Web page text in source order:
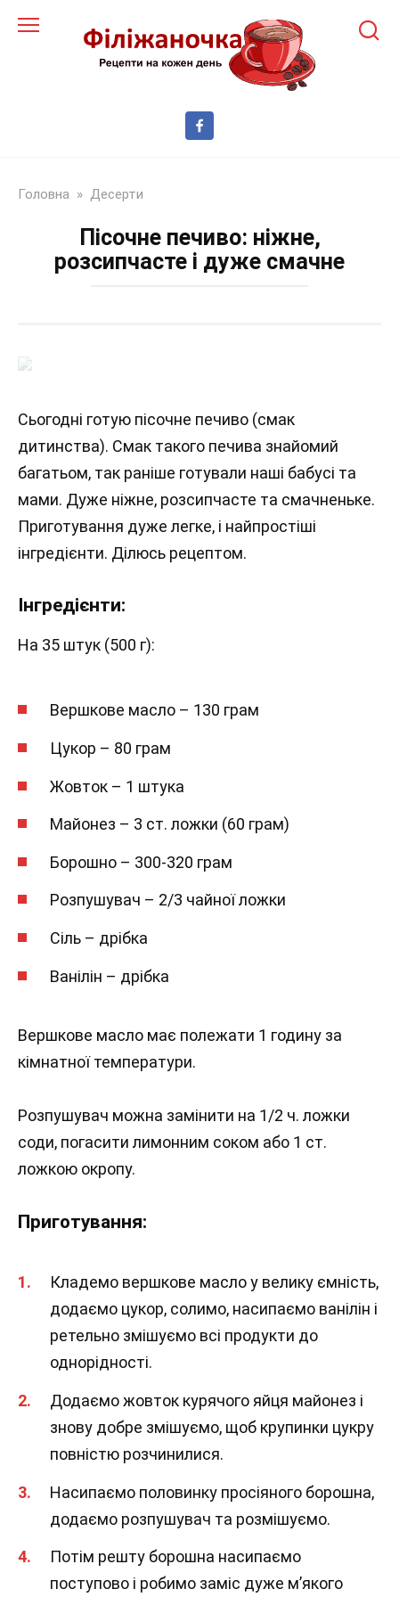
до
Головна » Десерти
Пісочне печиво: ніжне,
розсипчасте і дуже смачне
Сьогодні готую пісочне печиво (смак
дитинства). Смак такого печива знайомий
багатьом, так раніше готували наші бабусі та
мами. Дуже ніжне, розсипчасте та смачненьке.
Приготування дуже легке, і найпростіші
інгредієнти. Ділюсь рецептом.
Інгредієнти:
На 35 штук (500 г):
Вершкове масло – 130 грам
Цукор – 80 грам
Жовток – 1 штука
Майонез – 3 ст. ложки (60 грам)
Борошно – 300-320 грам
Розпушувач – 2/3 чайної ложки
Сіль – дрібка
Ванілін – дрібка
Вершкове масло має полежати 1 годину за
кімнатної температури.
Розпушувач можна замінити на 1/2 ч. ложки
соди, погасити лимонним соком або 1 ст.
ложкою окропу.
Приготування:
Кладемо вершкове масло у велику ємність,
додаємо цукор, солимо, насипаємо ванілін і
ретельно змішуємо всі продукти до
однорідності.
Додаємо жовток курячого яйця майонез і
знову добре змішуємо, щоб крупинки цукру
повністю розчинилися.
Насипаємо половинку просіяного борошна,
додаємо розпушувач та розмішуємо.
Потім решту борошна насипаємо
поступово і робимо заміс дуже м’якого